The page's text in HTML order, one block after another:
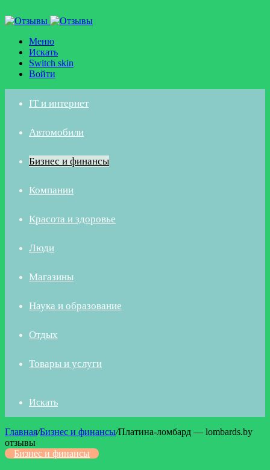
Меню
Искать
Switch skin
Войти
IT и интернет
Автомобили
Бизнес и финансы
Компании
Красота и здоровье
Люди
Магазины
Наука и образование
Отдых
Товары и услуги
Искать
Главная/Бизнес и финансы/Платина-ломбард — lombards.by
отзывы
Бизнес и финансы